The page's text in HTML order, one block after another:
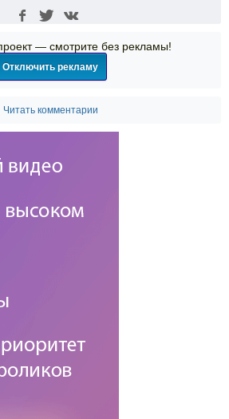
— смотрите без рекламы!
Отключить рекламу
Читать комментарии